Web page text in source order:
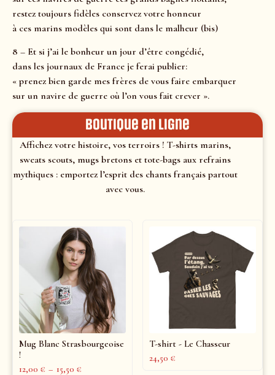
restez toujours fidèles conservez votre honneur
à ces marins modèles qui sont dans le malheur (bis)
8 – Et si j’ai le bonheur un jour d’être congédié,
dans les journaux de France je ferai publier:
« prenez bien garde mes frères de vous faire embarquer
sur un navire de guerre où l’on vous fait crever ».
Boutique en ligne
Affichez votre histoire, vos terroirs ! T-shirts marins,
sweats scouts, mugs bretons et tote-bags aux refrains
mythiques : emportez l’esprit des chants français partout
avec vous.
Mug Blanc Strasbourgeoise
!
12,00 € – 15,50 €
T-shirt - Le Chasseur
24,50 €